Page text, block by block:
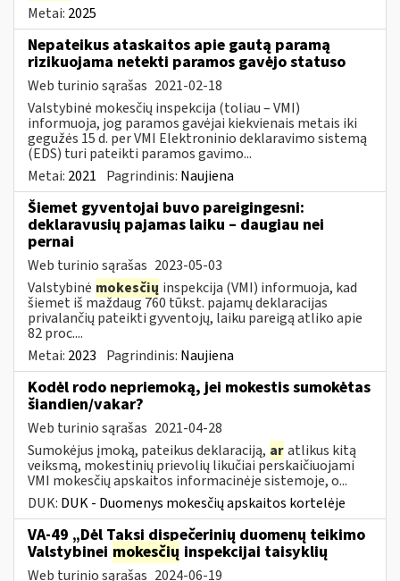
Metai: 2025
Nepateikus ataskaitos apie gautą paramą
rizikuojama netekti paramos gavėjo statuso
Web turinio sąrašas 2021-02-18
Valstybinė mokesčių inspekcija (toliau – VMI)
informuoja, jog paramos gavėjai kiekvienais metais iki
gegužės 15 d. per VMI Elektroninio deklaravimo sistemą
(EDS) turi pateikti paramos gavimo...
Metai: 2021 Pagrindinis: Naujiena
Šiemet gyventojai buvo pareigingesni:
deklaravusių pajamas laiku – daugiau nei
pernai
Web turinio sąrašas 2023-05-03
Valstybinė mokesčių inspekcija (VMI) informuoja, kad
šiemet iš maždaug 760 tūkst. pajamų deklaracijas
privalančių pateikti gyventojų, laiku pareigą atliko apie
82 proc....
Metai: 2023 Pagrindinis: Naujiena
Kodėl rodo nepriemoką, jei mokestis sumokėtas
šiandien/vakar?
Web turinio sąrašas 2021-04-28
Sumokėjus įmoką, pateikus deklaraciją, aratlikus kitą
veiksmą, mokestinių prievolių likučiai perskaičiuojami
VMI mokesčių apskaitos informacinėje sistemoje, o...
DUK: DUK - Duomenys mokesčių apskaitos kortelėje
VA-49 „Dėl Taksi dispečerinių duomenų teikimo
Valstybinei mokesčių inspekcijai taisyklių
Web turinio sąrašas 2024-06-19